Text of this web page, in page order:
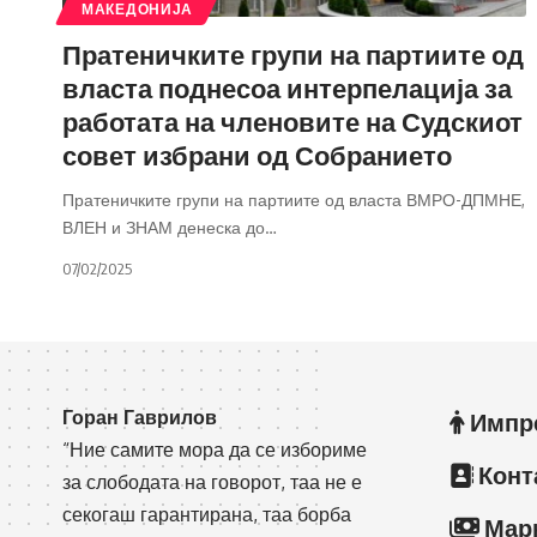
МАКЕДОНИЈА
Пратеничките групи на партиите од
власта поднесоа интерпелација за
работата на членовите на Судскиот
совет избрани од Собранието
Пратеничките групи на партиите од власта ВМРО-ДПМНЕ,
ВЛЕН и ЗНАМ денеска до…
07/02/2025
Горан Гаврилов
“Ние самите мора да се избориме
за слободата на говорот, таа не е
секогаш гарантирана, таа борба